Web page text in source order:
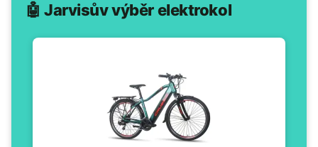
🤖 Jarvisův výběr elektrokol